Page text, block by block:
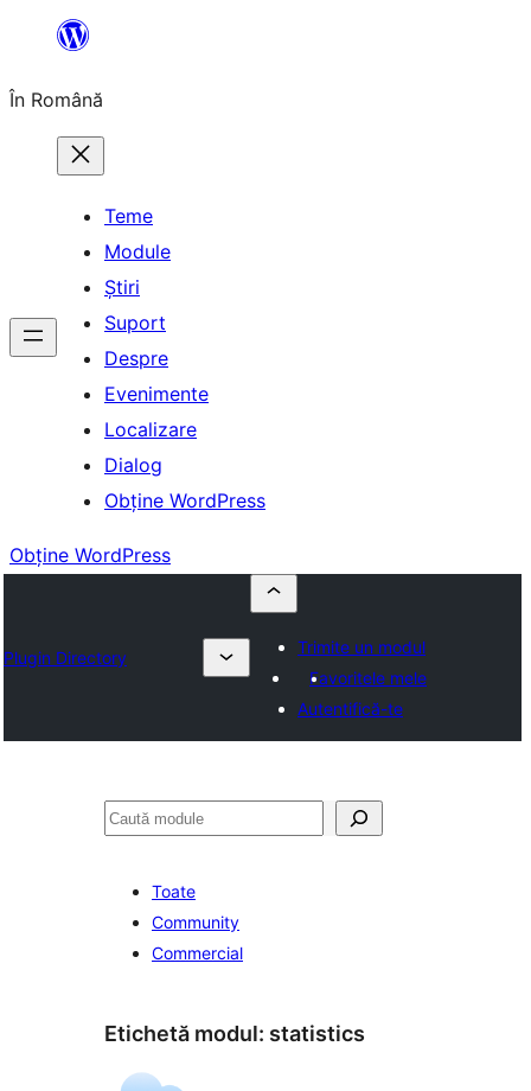
conținut
În Română
Teme
Module
Știri
Suport
Despre
Evenimente
Localizare
Dialog
Obține WordPress
Obține WordPress
Plugin Directory
Trimite un modul
Favoritele mele
Autentifică-te
Caută
Toate
Community
Commercial
Etichetă modul: statistics